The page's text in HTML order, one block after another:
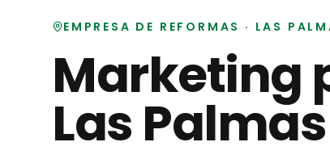
EMPRESA DE REFORMAS · LAS
Marketing
Las